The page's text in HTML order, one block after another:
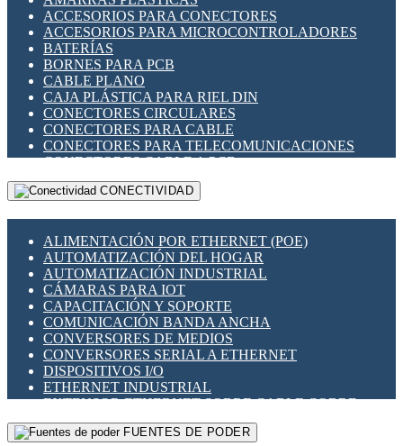
INDICADORES PARA PANEL
INTERFACES DE RELÉ
INTERRUPTORES FIN DE CARRERA
LLAVES CONMUTADORAS
MEDIDORES DE ENERGÍA Y TC'S DE CORRIENTE
MOTORES PASO A PASO
PANTALLAS HMI
PLC -CONTROLADORES LÓGICO PROGRAMABLES
PROGRAMADORES DE HORARIO
RELÉS DE PROTECCIÓN
SENSORES CAPACITIVOS
SENSORES INDUCTIVOS
TEMPORIZADORES
VARIACS
VARIADORES DE FRECUENCIA [VDF]
SECCIONADORES - INTERRUPTORES
MAQUINARIA
ACCESORIOS PARA CONECTORES
ACCESORIOS PARA MICROCONTROLADORES
BATERÍAS
BORNES PARA PCB
CABLE PLANO
CAJA PLÁSTICA PARA RIEL DIN
CONECTORES CIRCULARES
CONECTORES PARA CABLE
CONECTORES PARA TELECOMUNICACIONES
CONECTORES CABLE A PCB
CONECTORES PCB A CABLE
DIP SWITCHES
HERRAMIENTAS VARIAS
ILUMINACIÓN LED
INTERRUPTORES REED
INTERFACES DE RELÉ
OTROS RELÉS
PROTECCIÓN TÉRMICA
RELÉS AUTOMOTRICES
RELÉS DE SEÑAL
RELÉS DE ESTADO SÓLIDO SSR
RELÉS INDUSTRIALES
RELÉS MINIATURA DE POTENCIA
SENSORES MAGNÉTICOS
CONECTIVIDAD
ALIMENTACIÓN POR ETHERNET (POE)
AUTOMATIZACIÓN DEL HOGAR
AUTOMATIZACIÓN INDUSTRIAL
CÁMARAS PARA IOT
CAPACITACIÓN Y SOPORTE
COMUNICACIÓN BANDA ANCHA
CONVERSORES DE MEDIOS
CONVERSORES SERIAL A ETHERNET
DISPOSITIVOS I/O
ETHERNET INDUSTRIAL
EXTENSOR ETHERNET SOBRE CABLE COBRE
GATEWAY LORAWAN
GESTIÓN DE REDESFUENTES DE PODER